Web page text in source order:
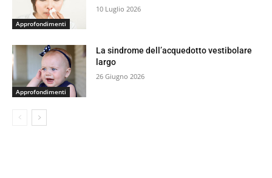
Approfondimenti
10 Luglio 2026
Approfondimenti
La sindrome dell’acquedotto vestibolare
largo
26 Giugno 2026